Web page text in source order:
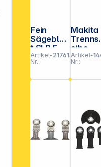
Fein
Sägeblat
t SLP E-
Cut P
HCS
50x65
VE3
Artikel-
Nr.:
217613
Makita
eibe
m INOX
Artikel-
Nr.: